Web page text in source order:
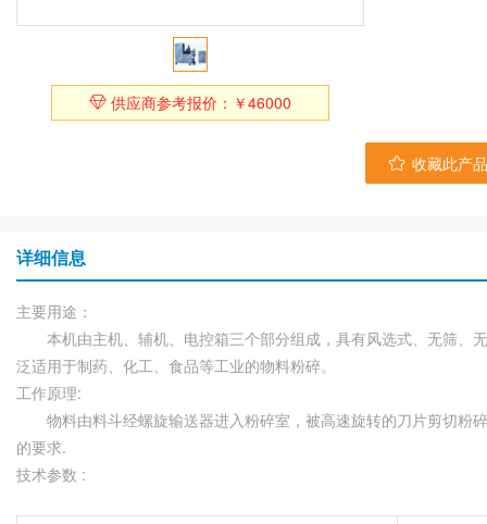
供应商参考报价：￥46000
收藏此产品
详细信息
主要用途：
本机由主机、辅机、电控箱三个部分组成，具有风选式、无筛、
泛适用于制药、化工、食品等工业的物料粉碎。
工作原理:
物料由料斗经螺旋输送器进入粉碎室，被高速旋转的刀片剪切粉
的要求.
技术参数 :